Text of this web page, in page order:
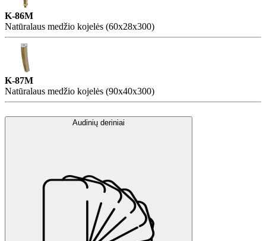
K-86M
Natūralaus medžio kojelės (60x28x300)
K-87M
Natūralaus medžio kojelės (90x40x300)
Audinių deriniai